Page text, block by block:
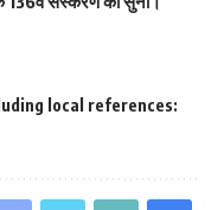
local references: